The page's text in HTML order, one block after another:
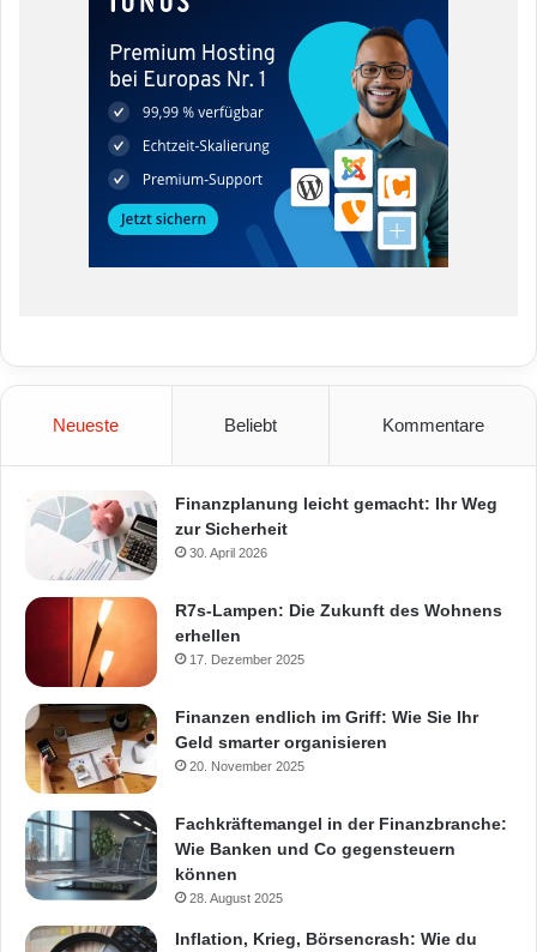
Neueste Beliebt Kommentare
Finanzplanung leicht gemacht: Ihr Weg
zur Sicherheit
30. April 2026
R7s-Lampen: Die Zukunft des Wohnens
erhellen
17. Dezember 2025
Finanzen endlich im Griff: Wie Sie Ihr
Geld smarter organisieren
20. November 2025
Fachkräftemangel in der Finanzbranche:
Wie Banken und Co gegensteuern
können
28. August 2025
Inflation, Krieg, Börsencrash: Wie du